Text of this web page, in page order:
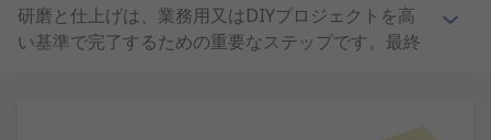
研磨と仕上げは、業務用又はDIYプロジェクトを高
い基準で完了するための重要なステップです。最終